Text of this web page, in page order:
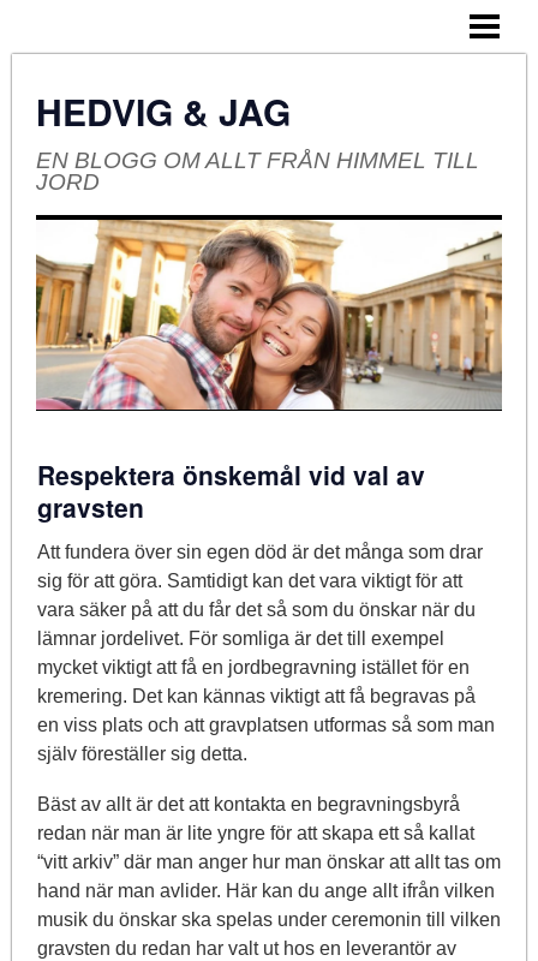
HEDVIG & JAG
EN BLOGG OM ALLT FRÅN HIMMEL TILL
JORD
Respektera önskemål vid val av
gravsten
Att fundera över sin egen död är det många som drar
sig för att göra. Samtidigt kan det vara viktigt för att
vara säker på att du får det så som du önskar när du
lämnar jordelivet. För somliga är det till exempel
mycket viktigt att få en jordbegravning istället för en
kremering. Det kan kännas viktigt att få begravas på
en viss plats och att gravplatsen utformas så som man
själv föreställer sig detta.
Bäst av allt är det att kontakta en begravningsbyrå
redan när man är lite yngre för att skapa ett så kallat
“vitt arkiv” där man anger hur man önskar att allt tas om
hand när man avlider. Här kan du ange allt ifrån vilken
musik du önskar ska spelas under ceremonin till vilken
gravsten du redan har valt ut hos en leverantör av